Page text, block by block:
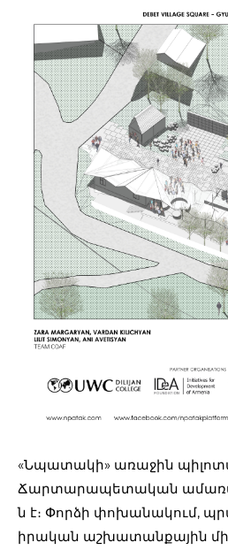
«Նպատակի» առաջին
Ճարտարապետական
ն է։ Փորձի փոխանակում,
իրական աշխատանքային